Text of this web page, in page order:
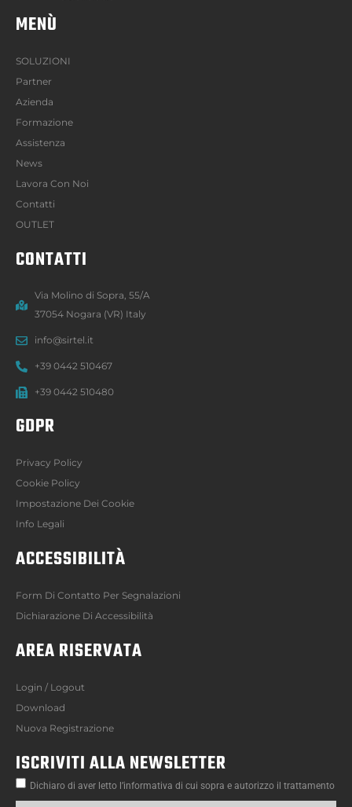
MENÙ
SOLUZIONI
Partner
Azienda
Formazione
Assistenza
News
Lavora Con Noi
Contatti
OUTLET
CONTATTI
Via Molino di Sopra, 55/A
37054 Nogara (VR) Italy
info@sirtel.it
+39 0442 510467
+39 0442 510480
GDPR
Privacy Policy
Cookie Policy
Impostazione Dei Cookie
Info Legali
ACCESSIBILITÀ
Form Di Contatto Per Segnalazioni
Dichiarazione Di Accessibilità
AREA RISERVATA
Login / Logout
Download
Nuova Registrazione
ISCRIVITI ALLA NEWSLETTER
Dichiaro di aver letto l’informativa di cui sopra e autorizzo il trattamento